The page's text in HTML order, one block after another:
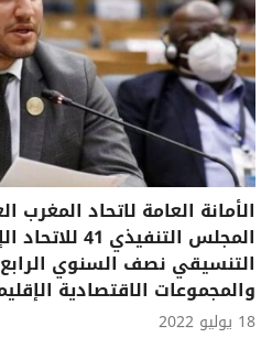
الأمانة العامة لاتحاد
المجلس
التنسيقي نصف السنوي الرابع
والمجموعات الاقتصادية الإقليمية ( 14-17
18 يوليو 2022